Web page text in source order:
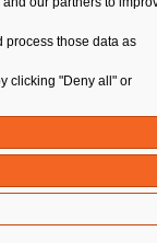
process those data as
clicking "Deny all" or